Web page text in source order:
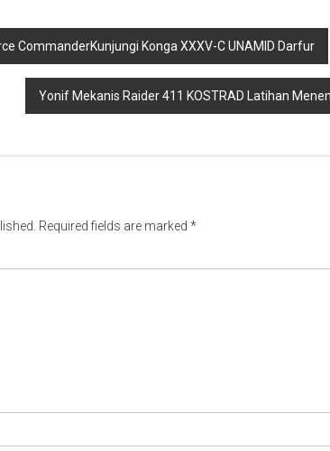
CommanderKunjungi Konga XXXV-C UNAMID Darfur
Yonif Mekanis Raider 411 KOSTRAD Latihan
Required fields are marked *